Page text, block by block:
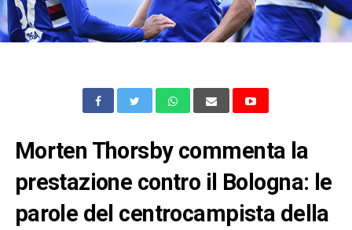
Morten Thorsby commenta la
prestazione contro il Bologna: le
parole del centrocampista della